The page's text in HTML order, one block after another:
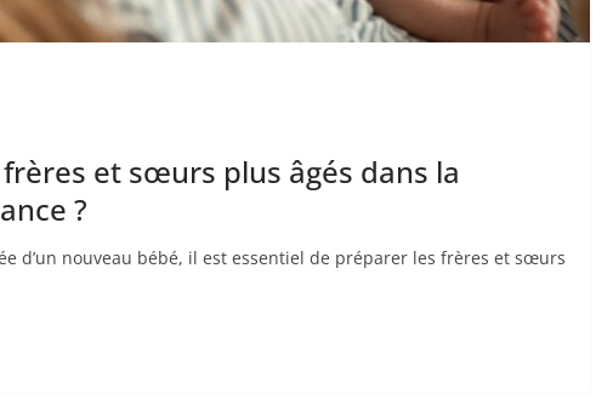
et sœurs plus âgés dans la
?
d’un nouveau bébé, il est essentiel de préparer les frères et sœurs